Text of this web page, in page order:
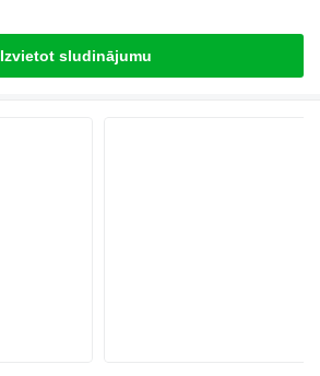
Izvietot sludinājumu